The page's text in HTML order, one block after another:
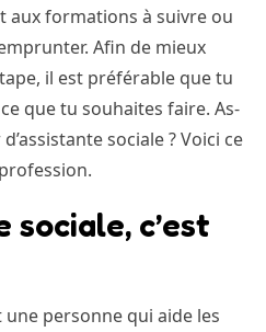
aux formations à suivre ou
Afin de mieux
il est préférable que tu
que tu souhaites faire. As-
sociale ? Voici ce
sociale, c’est
personne qui aide les